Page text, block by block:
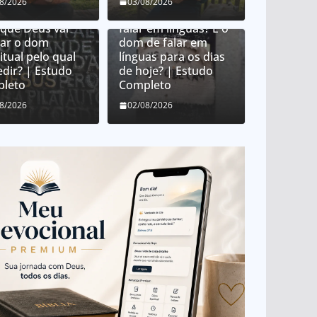
Deus vai
o dom
pelo qual
| Estudo
2026
falar em línguas? É o
dom de falar em
línguas para os dias
de hoje? | Estudo
Completo
02/08/2026